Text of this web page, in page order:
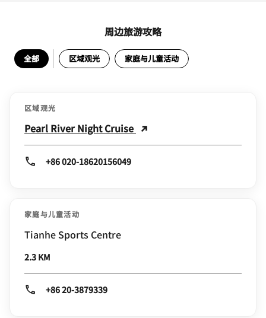
周边旅游攻略
全部 区域观光 家庭与儿童活动
区域观光
Pearl River Night Cruise
+86 020-18620156049
家庭与儿童活动
Tianhe Sports Centre
2.3 KM
+86 20-3879339